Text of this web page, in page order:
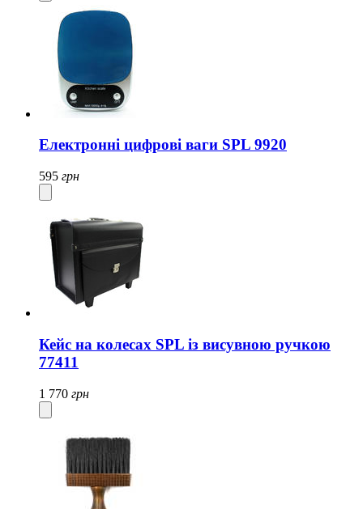
Електронні цифрові ваги SPL 9920
595 грн
Кейс на колесах SPL із висувною ручкою
77411
1 770 грн